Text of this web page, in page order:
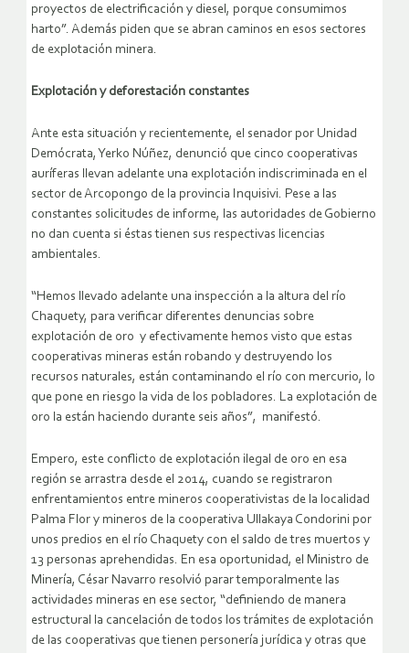
proyectos de electrificación y diesel, porque consumimos
harto”. Además piden que se abran caminos en esos sectores
de explotación minera.
Explotación y deforestación constantes
Ante esta situación y recientemente, el senador por Unidad
Demócrata, Yerko Núñez, denunció que cinco cooperativas
auríferas llevan adelante una explotación indiscriminada en el
sector de Arcopongo de la provincia Inquisivi. Pese a las
constantes solicitudes de informe, las autoridades de Gobierno
no dan cuenta si éstas tienen sus respectivas licencias
ambientales.
“Hemos llevado adelante una inspección a la altura del río
Chaquety, para verificar diferentes denuncias sobre
explotación de oro y efectivamente hemos visto que estas
cooperativas mineras están robando y destruyendo los
recursos naturales, están contaminando el río con mercurio, lo
que pone en riesgo la vida de los pobladores. La explotación de
oro la están haciendo durante seis años”, manifestó.
Empero, este conflicto de explotación ilegal de oro en esa
región se arrastra desde el 2014, cuando se registraron
enfrentamientos entre mineros cooperativistas de la localidad
Palma Flor y mineros de la cooperativa Ullakaya Condorini por
unos predios en el río Chaquety con el saldo de tres muertos y
13 personas aprehendidas. En esa oportunidad, el Ministro de
Minería, César Navarro resolvió parar temporalmente las
actividades mineras en ese sector, “definiendo de manera
estructural la cancelación de todos los trámites de explotación
de las cooperativas que tienen personería jurídica y otras que